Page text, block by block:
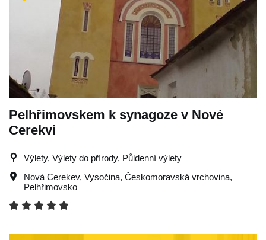
Pelhřimovskem k synagoze v Nové
Cerekvi
Výlety, Výlety do přírody, Půldenní výlety
Nová Cerekev, Vysočina, Českomoravská vrchovina,
Pelhřimovsko